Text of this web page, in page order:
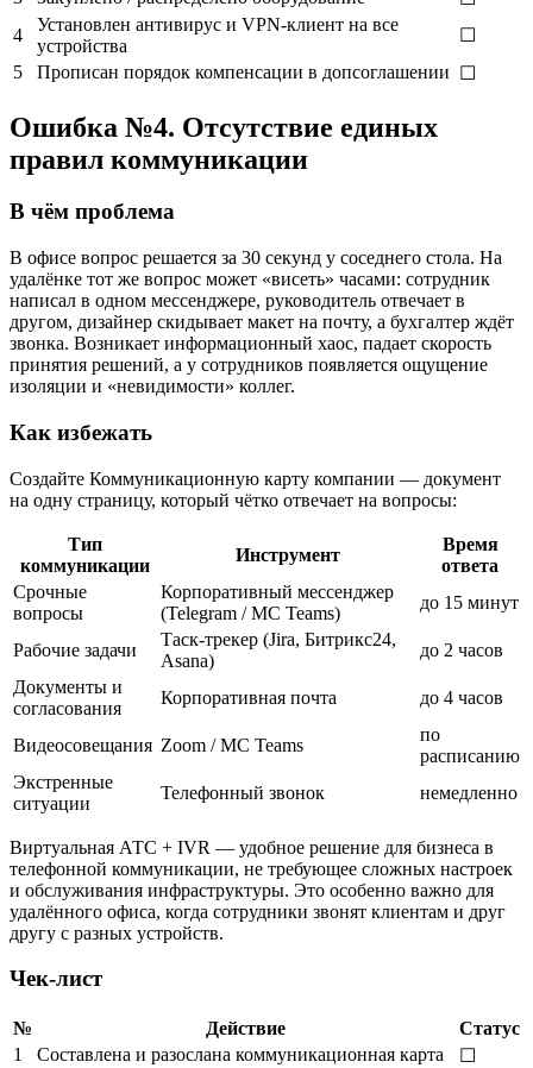
4
Установлен антивирус и VPN-клиент на все
устройства
☐
5
Прописан порядок компенсации в допсоглашении ☐
Ошибка №4. Отсутствие единых
правил коммуникации
В чём проблема
В офисе вопрос решается за 30 секунд у соседнего стола. На
удалёнке тот же вопрос может «висеть» часами: сотрудник
написал в одном мессенджере, руководитель отвечает в
другом, дизайнер скидывает макет на почту, а бухгалтер ждёт
звонка. Возникает информационный хаос, падает скорость
принятия решений, а у сотрудников появляется ощущение
изоляции и «невидимости» коллег.
Как избежать
Создайте Коммуникационную карту компании — документ
на одну страницу, который чётко отвечает на вопросы:
Тип
коммуникации
Инструмент
Время
ответа
Срочные
вопросы
Корпоративный мессенджер
(Telegram / МС Teams)
до 15 минут
Рабочие задачи
Таск-трекер (Jira, Битрикс24,
Asana)
до 2 часов
Документы и
согласования
Корпоративная почта до 4 часов
Видеосовещания Zoom / МС Teams
по
расписанию
Экстренные
ситуации
Телефонный звонок немедленно
Виртуальная АТС + IVR — удобное решение для бизнеса в
телефонной коммуникации, не требующее сложных настроек
и обслуживания инфраструктуры. Это особенно важно для
удалённого офиса, когда сотрудники звонят клиентам и друг
другу с разных устройств.
Чек-лист
№ Действие
Статус
1
Составлена и разослана коммуникационная карта
☐